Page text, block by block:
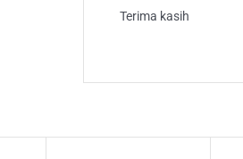
Terima kasih